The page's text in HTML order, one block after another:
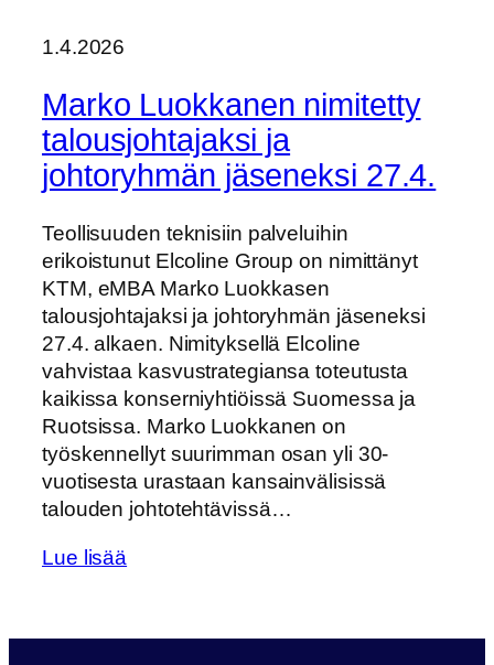
1.4.2026
Marko Luokkanen nimitetty
talousjohtajaksi ja
johtoryhmän jäseneksi 27.4.
Teollisuuden teknisiin palveluihin
erikoistunut Elcoline Group on nimittänyt
KTM, eMBA Marko Luokkasen
talousjohtajaksi ja johtoryhmän jäseneksi
27.4. alkaen. Nimityksellä Elcoline
vahvistaa kasvustrategiansa toteutusta
kaikissa konserniyhtiöissä Suomessa ja
Ruotsissa. Marko Luokkanen on
työskennellyt suurimman osan yli 30-
vuotisesta urastaan kansainvälisissä
talouden johtotehtävissä…
Lue lisää